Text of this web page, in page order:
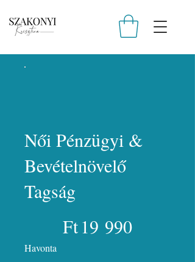
Női Pénzügyi &
Bevételnövelő
Tagság
Ft19 990
Havonta